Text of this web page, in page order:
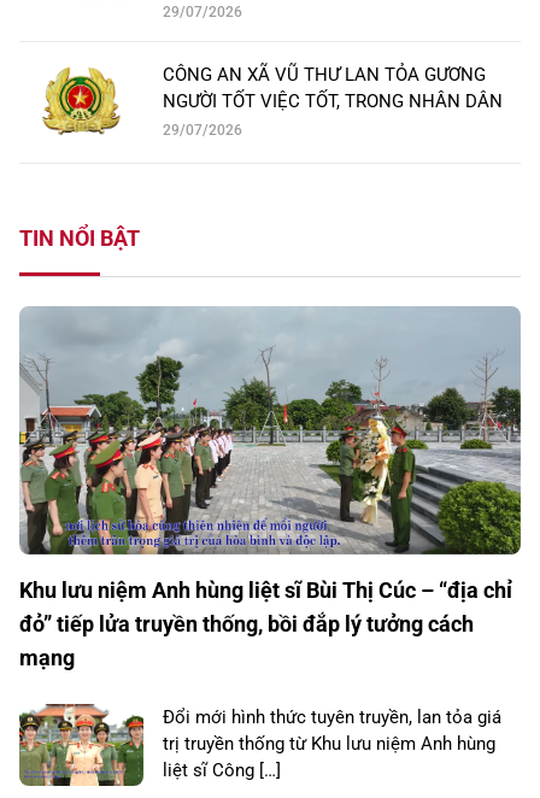
29/07/2026
CÔNG AN XÃ VŨ THƯ LAN TỎA GƯƠNG
NGƯỜI TỐT VIỆC TỐT, TRONG NHÂN DÂN
29/07/2026
TIN NỔI BẬT
Khu lưu niệm Anh hùng liệt sĩ Bùi Thị Cúc – “địa chỉ
đỏ” tiếp lửa truyền thống, bồi đắp lý tưởng cách
mạng
Đổi mới hình thức tuyên truyền, lan tỏa giá
trị truyền thống từ Khu lưu niệm Anh hùng
liệt sĩ Công […]